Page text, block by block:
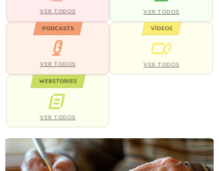
VER TODOS VER TODOS
PODCASTS
VER TODOS
VÍDEOS
VER TODOS
WEBSTORIES
VER TODOS